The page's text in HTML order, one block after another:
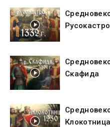
Русокастро
Скафида
Клокотница